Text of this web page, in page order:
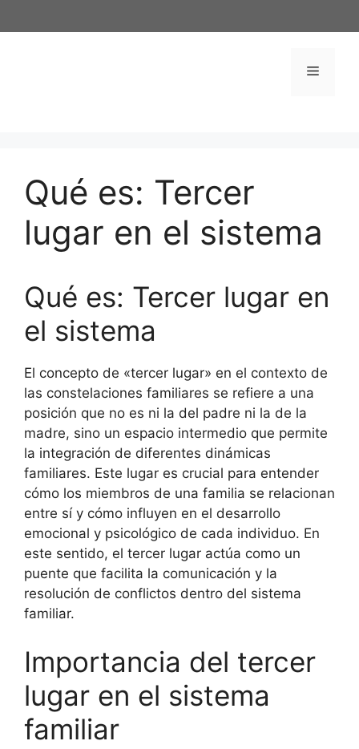
al
Menú
Qué es: Tercer
lugar en el sistema
Qué es: Tercer lugar en
el sistema
El concepto de «tercer lugar» en el contexto de
las constelaciones familiares se refiere a una
posición que no es ni la del padre ni la de la
madre, sino un espacio intermedio que permite
la integración de diferentes dinámicas
familiares. Este lugar es crucial para entender
cómo los miembros de una familia se relacionan
entre sí y cómo influyen en el desarrollo
emocional y psicológico de cada individuo. En
este sentido, el tercer lugar actúa como un
puente que facilita la comunicación y la
resolución de conflictos dentro del sistema
familiar.
Importancia del tercer
lugar en el sistema
familiar